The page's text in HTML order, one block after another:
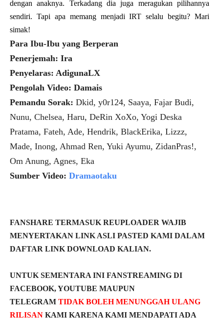
dengan anaknya. Terkadang dia juga meragukan pilihannya
sendiri. Tapi apa memang menjadi IRT selalu begitu? Mari
simak!
Para Ibu-Ibu yang Berperan
Penerjemah: Ira
Penyelaras: AdigunaLX
Pengolah Video: Damais
Pemandu Sorak: Dkid, y0r124, Saaya, Fajar Budi,
Nunu, Chelsea, Haru, DeRin XoXo, Yogi Deska
Pratama, Fateh, Ade, Hendrik, BlackErika, Lizzz,
Made, Inong, Ahmad Ren, Yuki Ayumu, ZidanPras!,
Om Anung, Agnes, Eka
Sumber Video: Dramaotaku
FANSHARE TERMASUK REUPLOADER WAJIB
MENYERTAKAN LINK ASLI PASTED KAMI DALAM
DAFTAR LINK DOWNLOAD KALIAN.
UNTUK SEMENTARA INI FANSTREAMING DI
FACEBOOK, YOUTUBE MAUPUN
TELEGRAM TIDAK BOLEH MENUNGGAH ULANG
RILISAN KAMI KARENA KAMI MENDAPATI ADA